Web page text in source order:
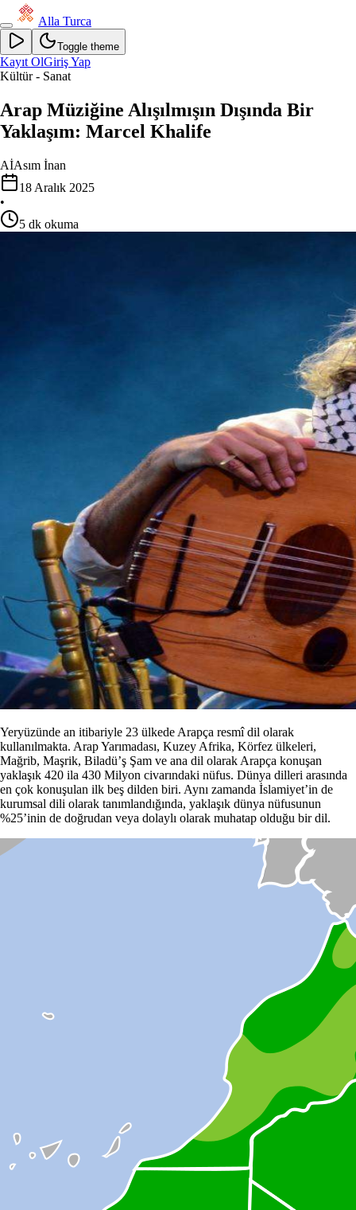
Alla Turca
Toggle theme
Kayıt OlGiriş Yap
Kültür - Sanat
Arap Müziğine Alışılmışın Dışında Bir
Yaklaşım: Marcel Khalife
AİAsım İnan
18 Aralık 2025
•
5 dk okuma
Yeryüzünde an itibariyle 23 ülkede Arapça resmî dil olarak
kullanılmakta. Arap Yarımadası, Kuzey Afrika, Körfez ülkeleri,
Mağrib, Maşrik, Biladü’ş Şam ve ana dil olarak Arapça konuşan
yaklaşık 420 ila 430 Milyon civarındaki nüfus. Dünya dilleri arasında
en çok konuşulan ilk beş dilden biri. Aynı zamanda İslamiyet’in de
kurumsal dili olarak tanımlandığında, yaklaşık dünya nüfusunun
%25’inin de doğrudan veya dolaylı olarak muhatap olduğu bir dil.